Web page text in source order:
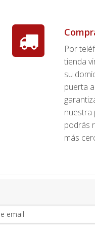
Por
tienda
su
puerta
nuestra
podrás
más